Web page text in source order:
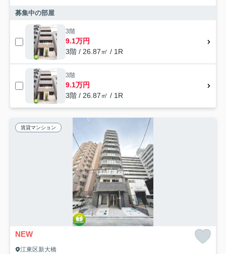
募集中の部屋
3階
9.1万円
3階 / 26.87㎡ / 1R
3階
9.1万円
3階 / 26.87㎡ / 1R
賃貸マンション
NEW
江東区新大橋